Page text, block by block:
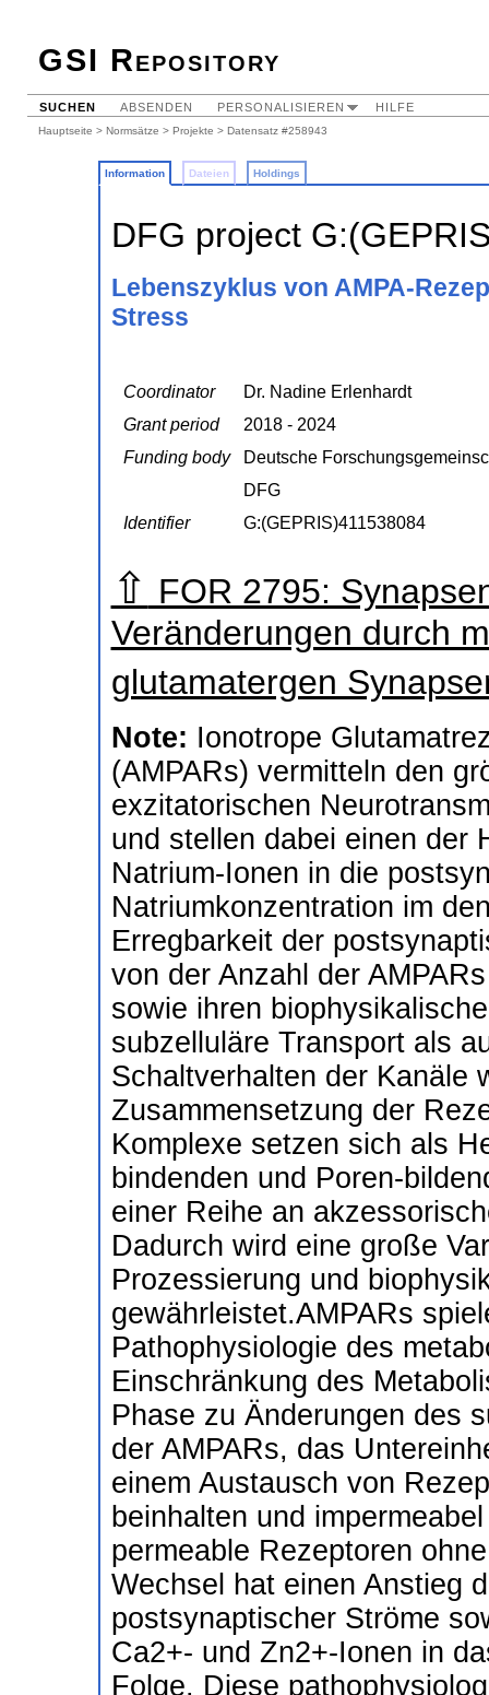
GSI Repository
SUCHEN ABSENDEN PERSONALISIEREN HILFE
Hauptseite > Normsätze > Projekte > Datensatz #258943
Information Dateien Holdings
DFG project
Lebenszyklus von AMPA-
Stress
Coordinator
Dr. Nadine Erlenhardt
Grant period
2018 - 2024
Funding body
Deutsche
DFG
Identifier
G:(GEPRIS)411538084
⇧ FOR 2795:
Veränderungen durch
glutamatergen
Note: Ionotrope
(AMPARs) vermitteln den
exzitatorischen
und stellen dabei einen der
Natrium-Ionen in die
Natriumkonzentration im
Erregbarkeit der
von der Anzahl der
sowie ihren
subzelluläre Transport als
Schaltverhalten der Kanäle
Zusammensetzung der
Komplexe setzen sich als
bindenden und Poren-
einer Reihe an
Dadurch wird eine große
Prozessierung und
gewährleistet.AMPARs
Pathophysiologie des
Einschränkung des
Phase zu Änderungen des
der AMPARs, das
einem Austausch von
beinhalten und
permeable Rezeptoren
Wechsel hat einen Anstieg
postsynaptischer Ströme
Ca2+- und Zn2+-Ionen in
Folge. Diese